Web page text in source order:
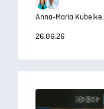
Anna-Maria Kubelke,
26.06.26